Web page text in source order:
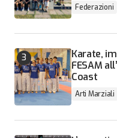
Federazioni
Karate,
FESAM
Coast
Arti Marziali